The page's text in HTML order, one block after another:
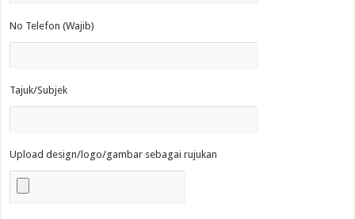
No Telefon (Wajib)
Tajuk/Subjek
Upload design/logo/gambar sebagai rujukan